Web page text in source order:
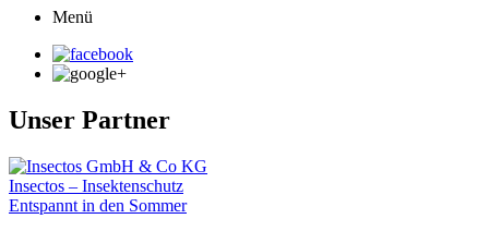
Menü
Unser Partner
Beitragsnavigation
Insectos – Insektenschutz
Entspannt in den Sommer